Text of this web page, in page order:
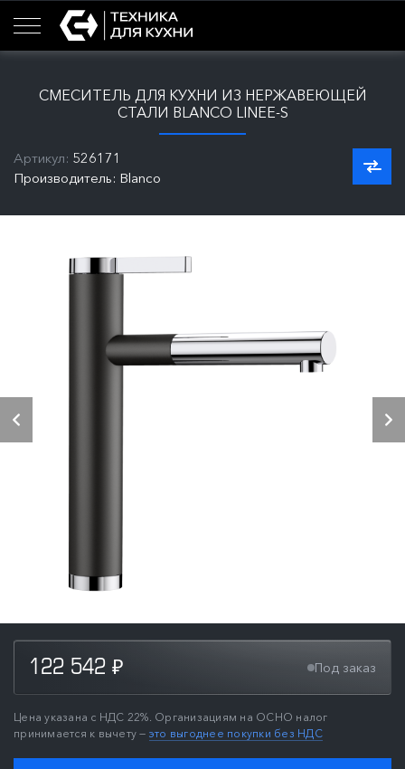
СМЕСИТЕЛЬ ДЛЯ КУХНИ ИЗ НЕРЖАВЕЮЩЕЙ
СТАЛИ BLANCO LINEE-S
Артикул: 526171
Производитель: Blanco
122 542 ₽ Под заказ
Цена указана с НДС 22%. Организациям на ОСНО налог
принимается к вычету — это выгоднее покупки без НДС